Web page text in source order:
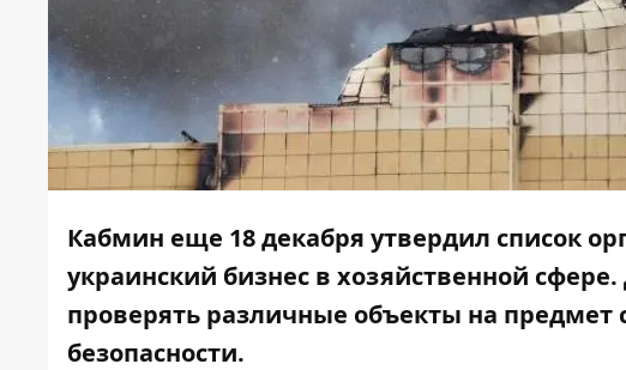
Кабмин еще 18 декабря утвердил список
украинский бизнес в хозяйственной
проверять различные объекты на
безопасности.